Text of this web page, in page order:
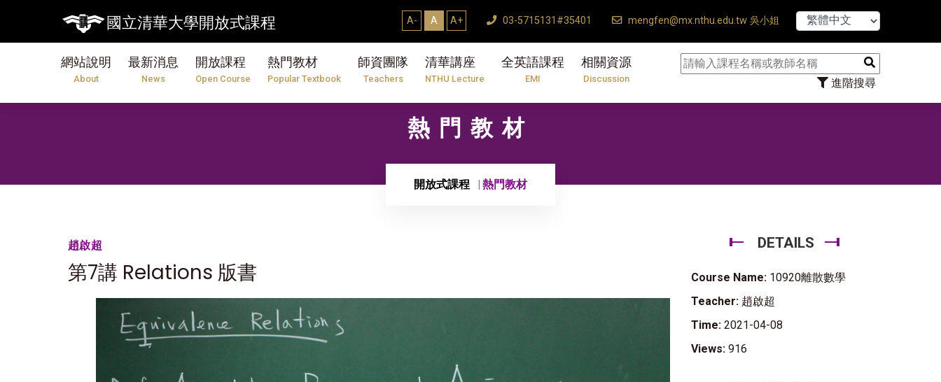
國立清華大學開放式課程 A- A A+ 03-5715131#35401 mengfen@mx.nthu.edu.tw 吳小姐
網站說明
About
最新消息
News
開放課程
Open Course
熱門教材
Popular Textbook
師資團隊
Teachers
清華講座
NTHU Lecture
全英語課程
EMI
相關資源
Discussion 進階搜尋
【7/31】114學年度
熱門教材
開放式課程 熱門教材
趙啟超
第7講 Relations 版書
DETAILS
Course Name: 10920離散數學
Teacher: 趙啟超
Time: 2021-04-08
Views: 916